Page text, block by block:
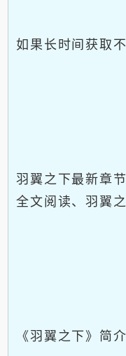
如果长时间获取
羽翼之下最新章
全文阅读、羽翼
《羽翼之下》简介